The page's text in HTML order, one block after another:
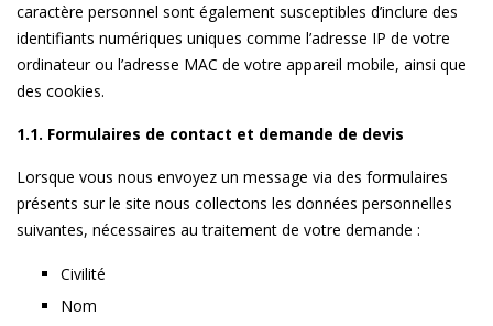
caractère personnel sont également susceptibles d’inclure des
identifiants numériques uniques comme l’adresse IP de votre
ordinateur ou l’adresse MAC de votre appareil mobile, ainsi que
des cookies.
1.1. Formulaires de contact et demande de devis
Lorsque vous nous envoyez un message via des formulaires
présents sur le site nous collectons les données personnelles
suivantes, nécessaires au traitement de votre demande :
Civilité
Nom